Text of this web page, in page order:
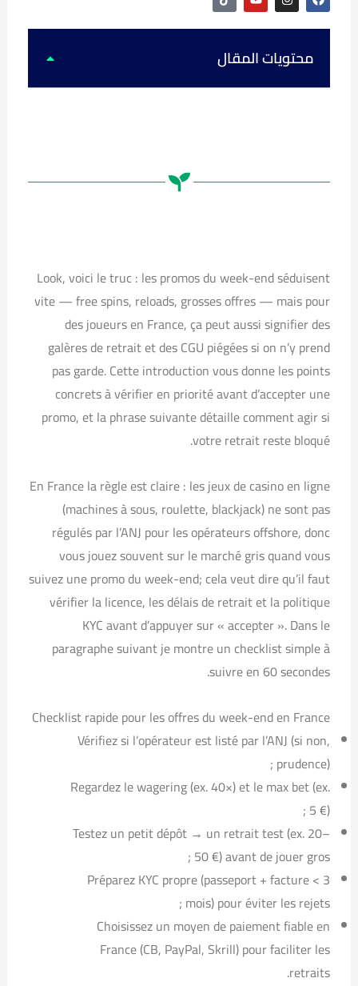
i
k
t
k
o
u
t
b
e
n
s
t
g
r
m
a
c
e
o
oمحتويات المقال
Look, voici le truc : les promos du week-end séduisent
vite — free spins, reloads, grosses offres — mais pour
des joueurs en France, ça peut aussi signifier des
galères de retrait et des CGU piégées si on n’y prend
pas garde. Cette introduction vous donne les points
concrets à vérifier en priorité avant d’accepter une
promo, et la phrase suivante détaille comment agir si
votre retrait reste bloqué.
En France la règle est claire : les jeux de casino en ligne
(machines à sous, roulette, blackjack) ne sont pas
régulés par l’ANJ pour les opérateurs offshore, donc
vous jouez souvent sur le marché gris quand vous
suivez une promo du week-end; cela veut dire qu’il faut
vérifier la licence, les délais de retrait et la politique
KYC avant d’appuyer sur « accepter ». Dans le
paragraphe suivant je montre un checklist simple à
suivre en 60 secondes.
Checklist rapide pour les offres du week-end en France
Vérifiez si l’opérateur est listé par l’ANJ (si non,
prudence) ;
Regardez le wagering (ex. 40×) et le max bet (ex.
5 €) ;
Testez un petit dépôt → un retrait test (ex. 20–
50 €) avant de jouer gros ;
Préparez KYC propre (passeport + facture < 3
mois) pour éviter les rejets ;
Choisissez un moyen de paiement fiable en
France (CB, PayPal, Skrill) pour faciliter les
retraits.